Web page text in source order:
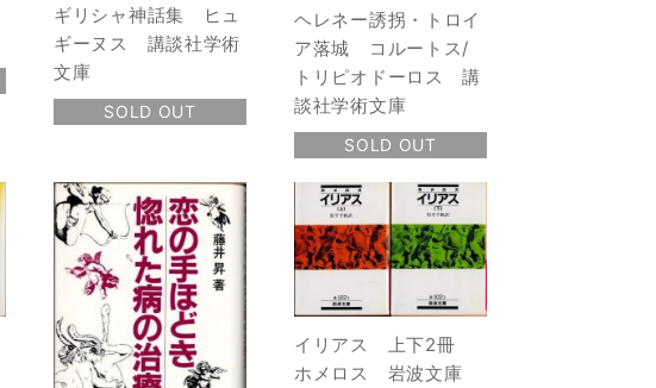
ギリシャ神話集 ヒュ
ギーヌス 講談社学術
文庫
SOLD OUT
ヘレネー誘拐・トロイ
ア落城 コルートス/
トリピオドーロス 講
談社学術文庫
SOLD OUT
イリアス 上下2冊
ホメロス 岩波文庫